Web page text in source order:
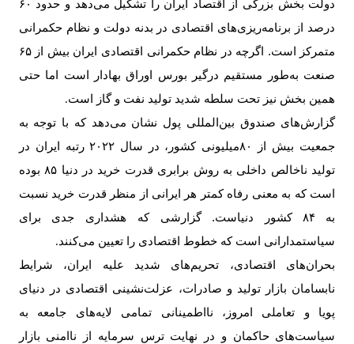
دولت بخش بزرگی از اقتصاد ایران را تشکیل می‌دهد و حدود ۶۰
درصد از برنامه‌ریزی‌های اقتصادی در بدنه دولت و نظام حکمرانی
متمرکز است. اگرچه در نظام حکمرانی اقتصادی ایران بیش از۶۵
صنعت به‌طور مستقیم درگیر بورس اوراق بهادار است اما حتی
همین بخش نیز تحت سلطه شدید تولید نفت و گاز است.
گزارش‌های صندوق بین‌المللی پول نشان می‌دهد که با توجه به
جمعیت بیش از ۸۰میلیونی کشور، در سال
۲۰۲۲ رتبه ایران در
تولید ناخالص داخلی به روش برابری قدرت خرید در دنیا ۸۵ بوده
است که به معنی رفاه کمتر هر ایرانی از منظر قدرت خرید نسبت
به ۸۴
کشور دنیاست. گزارشی که هشداری جدی برای
سیاستمدارانی است که خطوط اقتصادی را تعیین می‌کنند.
بحران‌های اقتصادی، تحریم‌های شدید علیه ایران، شرایط
نابسامان بازار تولید و صادرات، عزلت‌نشینی اقتصادی در دنیای
پویا و تعاملی امروز، نااطمینانی تمامی لایه‌های جامعه به
سیاست‌های حاکمان و در نهایت ترس سرمایه از ناامنی بازار